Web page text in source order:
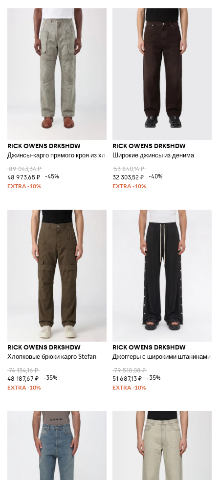
RICK OWENS DRKSHDW
Джинсы-карго прямого кроя из хлопкового денима с накладными
89 043,34 ₽
48 973,65 ₽
-45%
RICK OWENS DRKSHDW
Широкие джинсы из денима
53 840,14 ₽
32 303,52 ₽
-40%
RICK OWENS DRKSHDW
Хлопковые брюки карго Stefan
74 134,16 ₽
48 187,67 ₽
-35%
RICK OWENS DRKSHDW
Джоггеры с широкими штанинами и
79 518,08 ₽
51 687,13 ₽
-35%